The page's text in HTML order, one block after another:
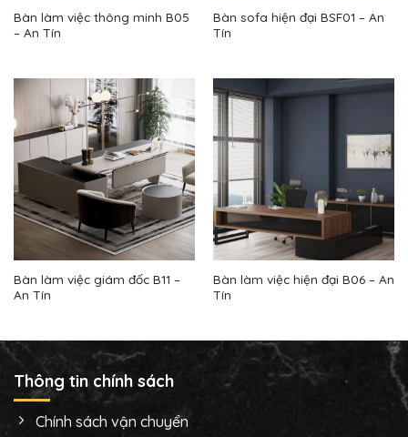
Bàn làm việc thông minh B05
– An Tín
Bàn sofa hiện đại BSF01 – An
Tín
Bàn làm việc giám đốc B11 –
An Tín
Bàn làm việc hiện đại B06 – An
Tín
Thông tin chính sách
Chính sách vận chuyển